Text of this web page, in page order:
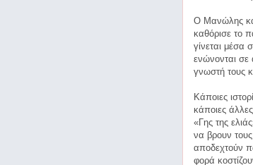
Ο Μανώλης
καθόρισε το
γίνεται μέσα
ενώνονται σε
γνωστή τους
Κάποιες
κάποιες
«Γης της
να βρουν
αποδεχτούν
φορά